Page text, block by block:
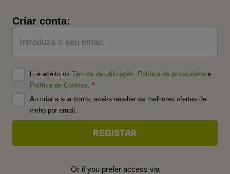
Criar conta:
Introduza o seu email:
Li e aceito os Termos de utilização Política de privacidade e
Política de Cookies
Ao criar a sua conta, aceita receber as melhores ofertas de
vinho por email.
Or if you prefer access via